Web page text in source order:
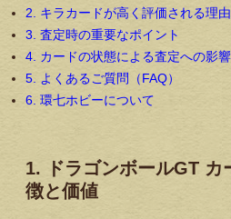
2. キラカードが高く評価される理由
3. 査定時の重要なポイント
4. カードの状態による査定への影響
5. よくあるご質問（FAQ）
6. 環七ホビーについて
1. ドラゴンボールGT カ
徴と価値